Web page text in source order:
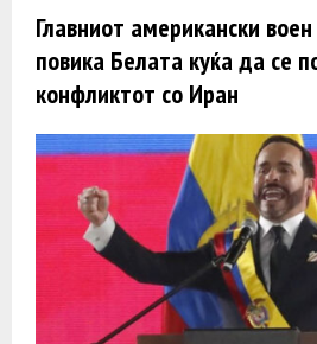
Главниот американски
повика Белата куќа да се
конфликтот со Иран